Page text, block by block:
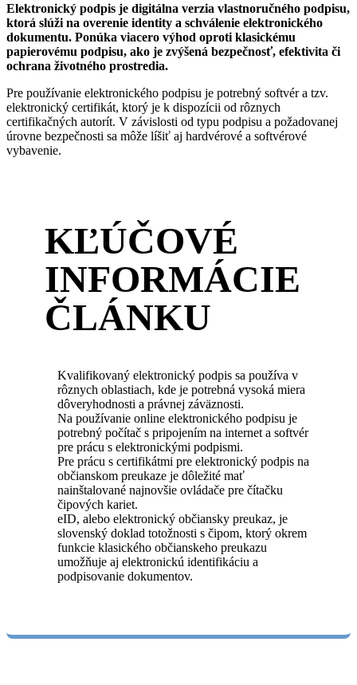
Elektronický podpis je digitálna verzia vlastnoručného podpisu,
ktorá slúži na overenie identity a schválenie elektronického
dokumentu. Ponúka viacero výhod oproti klasickému
papierovému podpisu, ako je zvýšená bezpečnosť, efektivita či
ochrana životného prostredia.
Pre používanie elektronického podpisu je potrebný softvér a tzv.
elektronický certifikát, ktorý je k dispozícii od rôznych
certifikačných autorít. V závislosti od typu podpisu a požadovanej
úrovne bezpečnosti sa môže líšiť aj hardvérové a softvérové
vybavenie.
KĽÚČOVÉ
INFORMÁCIE
ČLÁNKU
Kvalifikovaný elektronický podpis sa používa v
rôznych oblastiach, kde je potrebná vysoká miera
dôveryhodnosti a právnej záväznosti.
Na používanie online elektronického podpisu je
potrebný počítač s pripojením na internet a softvér
pre prácu s elektronickými podpismi.
Pre prácu s certifikátmi pre elektronický podpis na
občianskom preukaze je dôležité mať
nainštalované najnovšie ovládače pre čítačku
čipových kariet.
eID, alebo elektronický občiansky preukaz, je
slovenský doklad totožnosti s čipom, ktorý okrem
funkcie klasického občianskeho preukazu
umožňuje aj elektronickú identifikáciu a
podpisovanie dokumentov.